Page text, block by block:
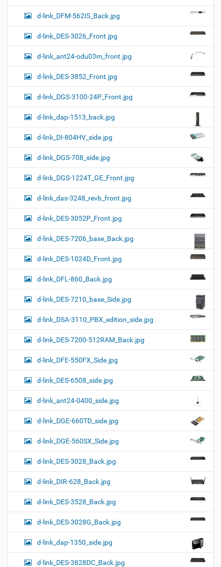
d-link_DFM-562IS_Back.jpg
d-link_DES-3026_Front.jpg
d-link_ant24-odu03m_front.jpg
d-link_DES-3852_Front.jpg
d-link_DGS-3100-24P_Front.jpg
d-link_dap-1513_back.jpg
d-link_DI-804HV_side.jpg
d-link_DGS-708_side.jpg
d-link_DGS-1224T_GE_Front.jpg
d-link_das-3248_revb_front.jpg
d-link_DES-3052P_Front.jpg
d-link_DES-7206_base_Back.jpg
d-link_DES-1024D_Front.jpg
d-link_DFL-860_Back.jpg
d-link_DES-7210_base_Side.jpg
d-link_DSA-3110_PBX_edition_side.jpg
d-link_DES-7200-512RAM_Back.jpg
d-link_DFE-550FX_Side.jpg
d-link_DES-6508_side.jpg
d-link_ant24-0400_side.jpg
d-link_DGE-660TD_side.jpg
d-link_DGE-560SX_Side.jpg
d-link_DES-3028_Back.jpg
d-link_DIR-628_Back.jpg
d-link_DES-3528_Back.jpg
d-link_DES-3028G_Back.jpg
d-link_dap-1350_side.jpg
d-link_DES-3828DC_Back.jpg